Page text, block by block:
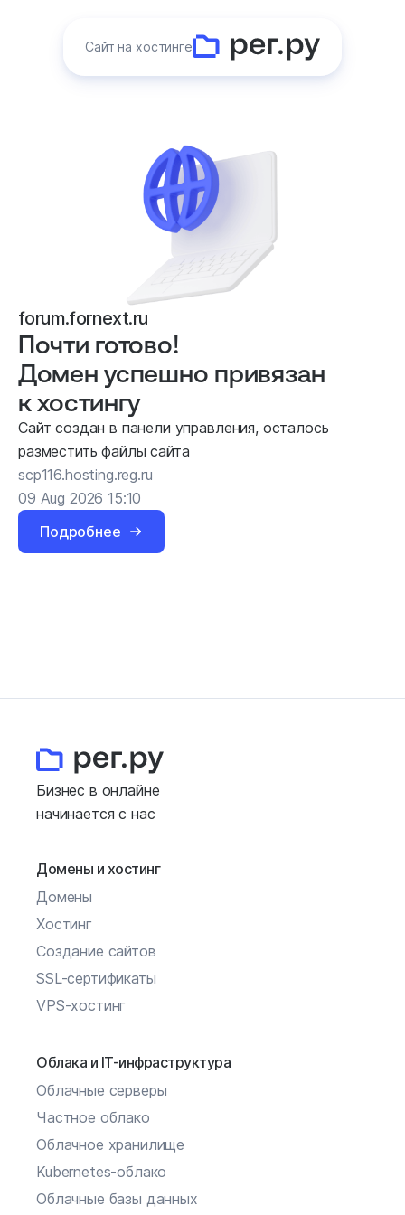
Сайт на хостинге
forum.fornext.ru
Почти готово!
Домен успешно привязан
к хостингу
Сайт создан в панели управления, осталось
разместить файлы сайта
scp116.hosting.reg.ru
09 Aug 2026 15:10
Подробнее
Бизнес в онлайне
начинается с нас
Домены и хостинг
Домены
Хостинг
Создание сайтов
SSL-сертификаты
VPS-хостинг
Облака и IT-инфраструктура
Облачные серверы
Частное облако
Облачное хранилище
Kubernetes-облако
Облачные базы данных